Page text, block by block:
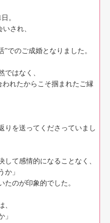
。
され、
でのご成婚となりました。
ではなく、
れたからこそ掴まれたご縁
りを送ってくださっていまし
て感情的になることなく、
か」
たのが印象的でした。
、
」